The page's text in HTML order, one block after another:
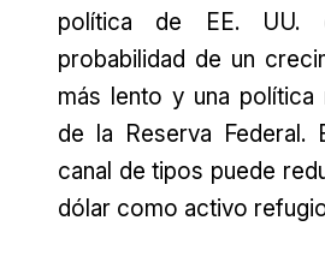
política de EE. UU.
probabilidad de un
más lento y una política
de la Reserva Federal.
canal de tipos puede
dólar como activo